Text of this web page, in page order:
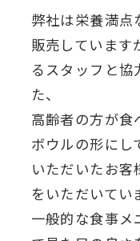
弊社は栄養満点
販売しています
るスタッフと協
た、
高齢者の方が食
ボウルの形にし
いただいたお
をいただいてい
一般的な食事メ